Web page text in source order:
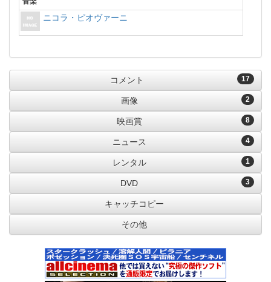
ニコラ・ピオヴァーニ
17
コメント
2
画像
8
映画賞
4
ニュース
1
レンタル
3
DVD
キャッチコピー
その他